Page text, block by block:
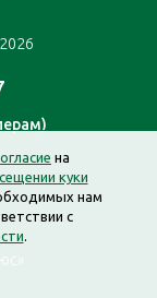
на
куки
нам
с
.